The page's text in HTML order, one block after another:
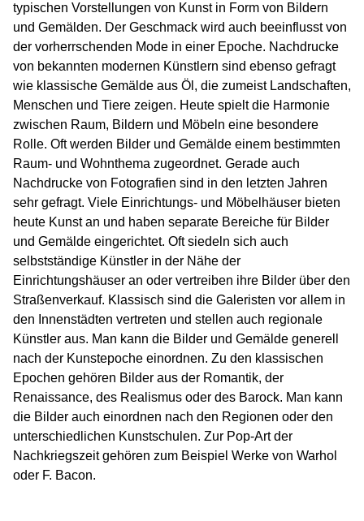
typischen Vorstellungen von Kunst in Form von Bildern
und Gemälden. Der Geschmack wird auch beeinflusst von
der vorherrschenden Mode in einer Epoche. Nachdrucke
von bekannten modernen Künstlern sind ebenso gefragt
wie klassische Gemälde aus Öl, die zumeist Landschaften,
Menschen und Tiere zeigen. Heute spielt die Harmonie
zwischen Raum, Bildern und Möbeln eine besondere
Rolle. Oft werden Bilder und Gemälde einem bestimmten
Raum- und Wohnthema zugeordnet. Gerade auch
Nachdrucke von Fotografien sind in den letzten Jahren
sehr gefragt. Viele Einrichtungs- und Möbelhäuser bieten
heute Kunst an und haben separate Bereiche für Bilder
und Gemälde eingerichtet. Oft siedeln sich auch
selbstständige Künstler in der Nähe der
Einrichtungshäuser an oder vertreiben ihre Bilder über den
Straßenverkauf. Klassisch sind die Galeristen vor allem in
den Innenstädten vertreten und stellen auch regionale
Künstler aus. Man kann die Bilder und Gemälde generell
nach der Kunstepoche einordnen. Zu den klassischen
Epochen gehören Bilder aus der Romantik, der
Renaissance, des Realismus oder des Barock. Man kann
die Bilder auch einordnen nach den Regionen oder den
unterschiedlichen Kunstschulen. Zur Pop-Art der
Nachkriegszeit gehören zum Beispiel Werke von Warhol
oder F. Bacon.